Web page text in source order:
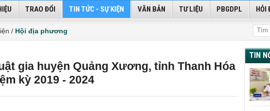
TRAO ĐỔI TIN TỨC - SỰ KIỆN VĂN BẢN TƯ LIỆU PBGDPL HỎI
/ Hội địa phương
gia huyện Quảng Xương, tỉnh Thanh Hóa
kỳ 2019 - 2024
TIN